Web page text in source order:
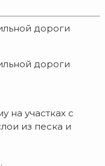
дороги
дороги
на участках с
из песка и